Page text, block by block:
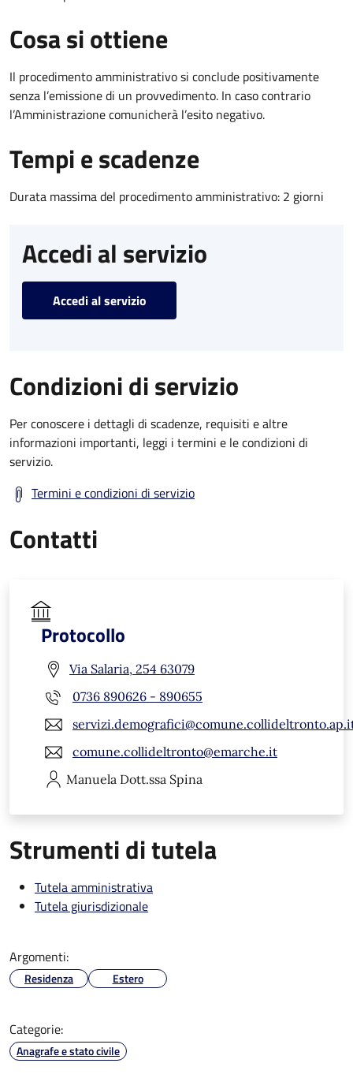
Cosa si ottiene
Il procedimento amministrativo si conclude positivamente
senza l’emissione di un provvedimento. In caso contrario
l’Amministrazione comunicherà l’esito negativo.
Tempi e scadenze
Durata massima del procedimento amministrativo: 2 giorni
Accedi al servizio
Accedi al servizio
Condizioni di servizio
Per conoscere i dettagli di scadenze, requisiti e altre
informazioni importanti, leggi i termini e le condizioni di
servizio.
Termini e condizioni di servizio
Contatti
Protocollo
Via Salaria, 254 63079
0736 890626 - 890655
comune.collideltronto@emarche.it
Manuela Dott.ssa Spina
Strumenti di tutela
Tutela amministrativa
Tutela giurisdizionale
Argomenti:
Residenza Estero
Categorie:
Anagrafe e stato civile